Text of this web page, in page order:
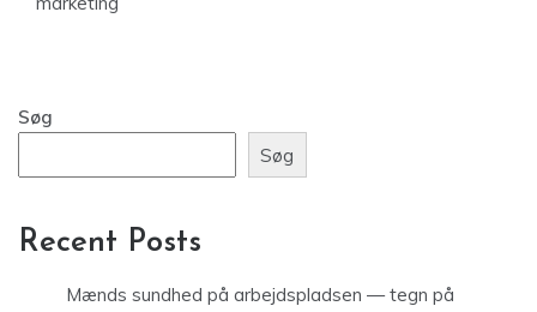
Søg
Søg
Recent Posts
Mænds sundhed på arbejdspladsen — tegn på